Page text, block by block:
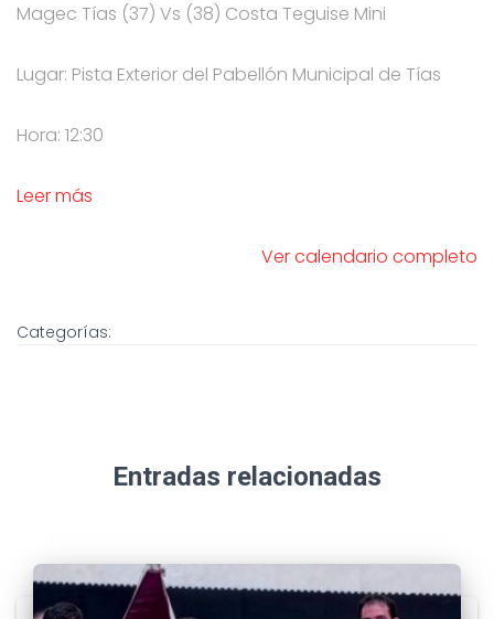
Magec Tías (37) Vs (38) Costa Teguise Mini
Lugar: Pista Exterior del Pabellón Municipal de Tías
Hora: 12:30
Leer más
Ver calendario completo
Categorías:
Entradas relacionadas